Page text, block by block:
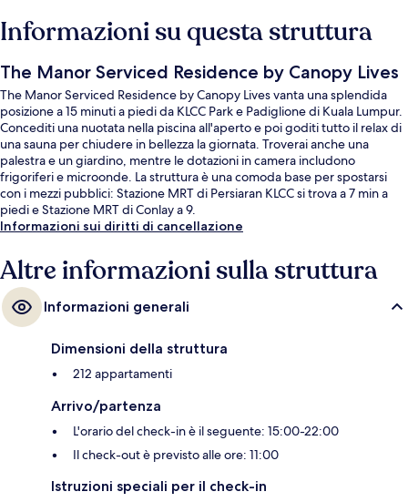
Informazioni su questa struttura
The Manor Serviced Residence by Canopy Lives
The Manor Serviced Residence by Canopy Lives vanta una splendida
posizione a 15 minuti a piedi da KLCC Park e Padiglione di Kuala Lumpur.
Concediti una nuotata nella piscina all'aperto e poi goditi tutto il relax di
una sauna per chiudere in bellezza la giornata. Troverai anche una
palestra e un giardino, mentre le dotazioni in camera includono
frigoriferi e microonde. La struttura è una comoda base per spostarsi
con i mezzi pubblici: Stazione MRT di Persiaran KLCC si trova a 7 min a
piedi e Stazione MRT di Conlay a 9.
Informazioni sui diritti di cancellazione
Altre informazioni sulla struttura
Informazioni generali
Dimensioni della struttura
212 appartamenti
Arrivo/partenza
L'orario del check-in è il seguente: 15:00-22:00
Il check-out è previsto alle ore: 11:00
Istruzioni speciali per il check-in